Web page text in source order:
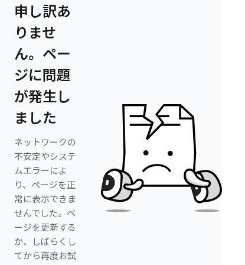
申し訳あ
りませ
ん。ペー
ジに問題
が発生し
ました
ネットワークの
不安定やシステ
ムエラーによ
り、ページを正
常に表示できま
せんでした。ペ
ージを更新する
か、しばらくし
てから再度お試